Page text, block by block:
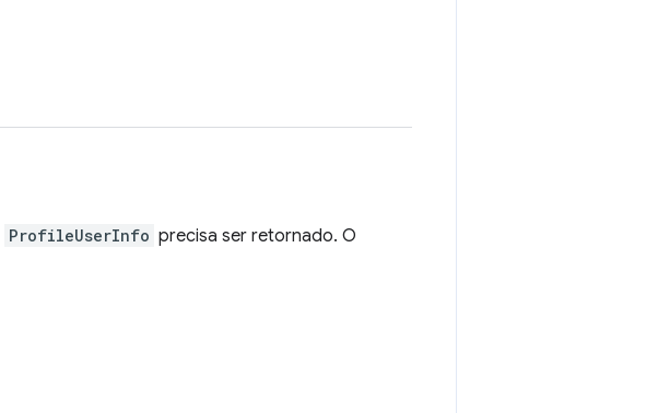
ProfileUserInfo precisa ser retornado. O